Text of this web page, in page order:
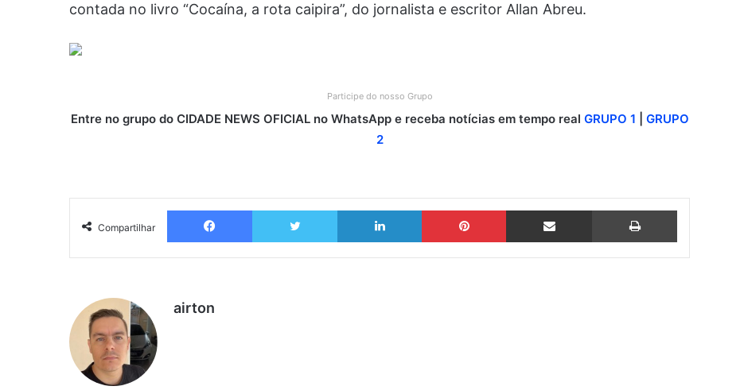
contada no livro “Cocaína, a rota caipira”, do jornalista e escritor Allan Abreu.
Participe do nosso Grupo
Entre no grupo do CIDADE NEWS OFICIAL no WhatsApp e receba notícias em tempo real GRUPO 1
GRUPO
2
Compartilhar
Facebook Twitter Linkedin Pinterest Compartilhar via e-mail
airton